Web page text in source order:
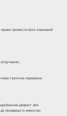
провести його зовнішній
втручання;
технічна перевірка
дефект або
продавця із вимогою: